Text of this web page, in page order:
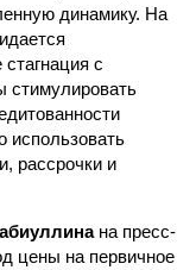
динамику. На
с
стимулировать
использовать
рассрочки и
на пресс-
цены на первичное